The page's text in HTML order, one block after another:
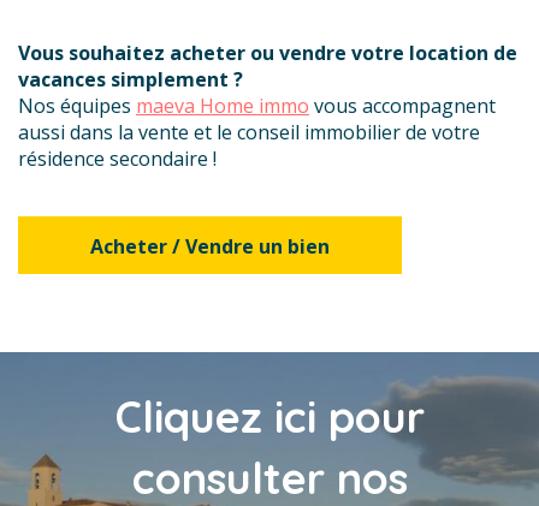
Vous souhaitez acheter ou vendre votre location de
vacances simplement ?
Nos équipes maeva Home immo vous accompagnent
aussi dans la vente et le conseil immobilier de votre
résidence secondaire !
Acheter / Vendre un bien
Cliquez ici pour
consulter nos